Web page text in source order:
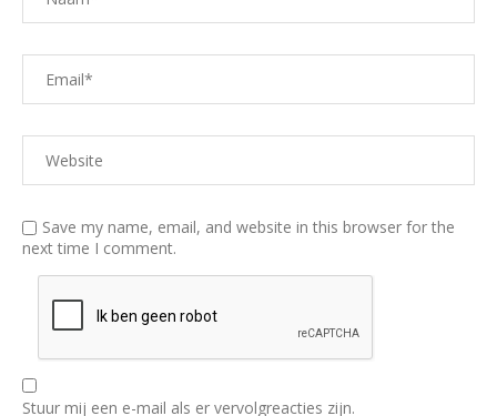
Save my name, email, and website in this browser for the
next time I comment.
Stuur mij een e-mail als er vervolgreacties zijn.